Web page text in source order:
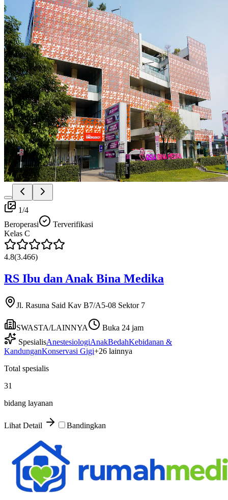
1/4
Beroperasi
Terverifikasi
Kelas C
4.8(3.466)
RS Ibu dan Anak Bina Medika
Jl. Rasuna Said Kav B7/A5-08 Sektor 7
SWASTA/LAINNYA
Buka 24 jam
SpesialisAnestesiologiAnakBedahKebidanan &
KandunganKonservasi Gigi+26 lainnya
Total spesialis
31
bidang layanan
Lihat Detail Bandingkan